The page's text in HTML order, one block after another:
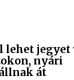
lehet jegyet
nyári
át